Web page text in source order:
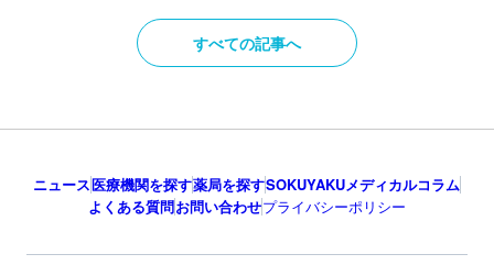
すべての記事へ
ニュース医療機関を探す薬局を探すSOKUYAKUメディカルコラム
よくある質問お問い合わせプライバシーポリシー